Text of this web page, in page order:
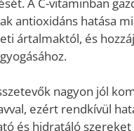
antioxidáns hatása
ártalmaktól, és
nagyon jól
ezért rendkívül
és hidratáló szereket